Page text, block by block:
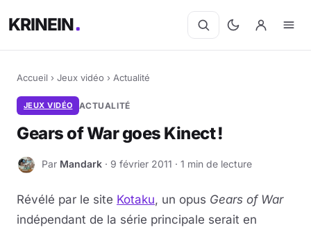
KRINEIN
Accueil › Jeux vidéo › Actualité
JEUX VIDÉO ACTUALITÉ
Gears of War goes Kinect !
M Par Mandark · 9 février 2011 · 1 min de lecture
Révélé par le site Kotaku, un opus Gears of War
indépendant de la série principale serait en